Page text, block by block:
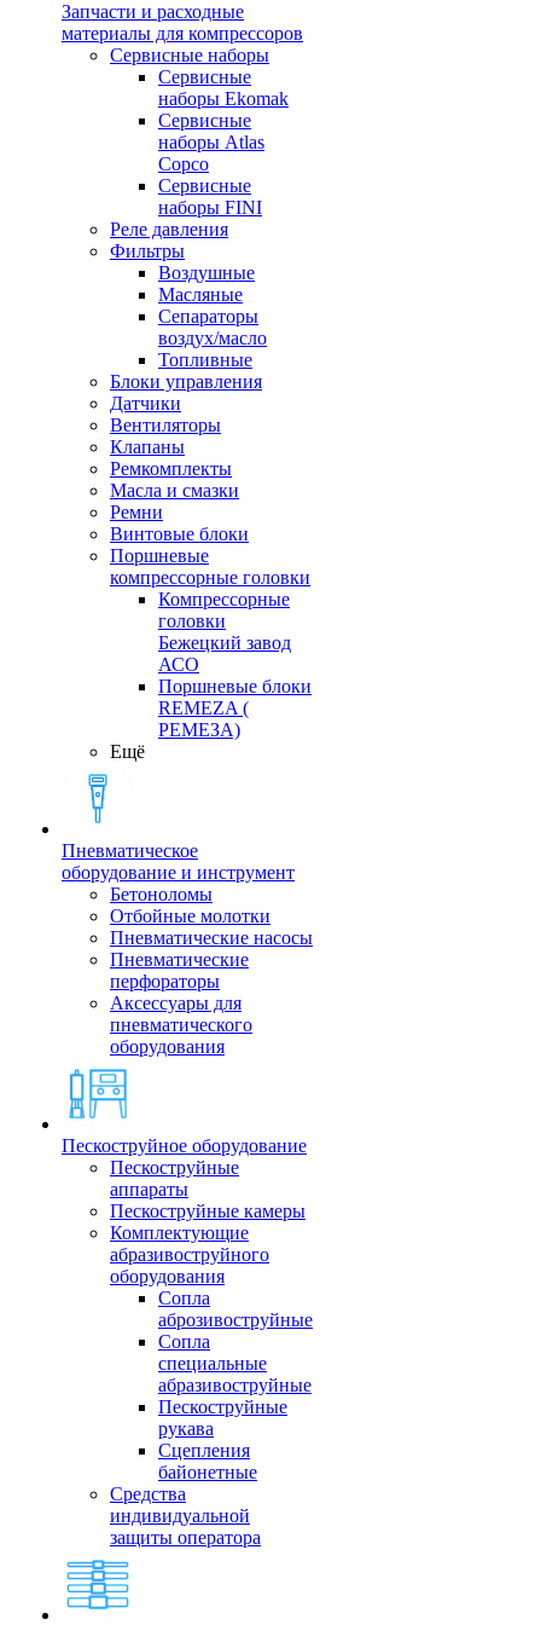
Запчасти и расходные
материалы для компрессоров
Cервисные наборы
Сервисные
наборы Ekomak
Cервисные
наборы Atlas
Copco
Сервисные
наборы FINI
Реле давления
Фильтры
Воздушные
Масляные
Сепараторы
воздух/масло
Топливные
Блоки управления
Датчики
Вентиляторы
Клапаны
Ремкомплекты
Масла и смазки
Ремни
Винтовые блоки
Поршневые
компрессорные головки
Компрессорные
головки
Бежецкий завод
АСО
Поршневые блоки
REMEZA (
РЕМЕЗА)
Ещё
Пневматическое
оборудование и инструмент
Бетоноломы
Отбойные молотки
Пневматические насосы
Пневматические
перфораторы
Аксессуары для
пневматического
оборудования
Пескоструйное оборудование
Пескоструйные
аппараты
Пескоструйные камеры
Комплектующие
абразивоструйного
оборудования
Сопла
аброзивоструйные
Сопла
специальные
абразивоструйные
Пескоструйные
рукава
Сцепления
байонетные
Средства
индивидуальной
защиты оператора